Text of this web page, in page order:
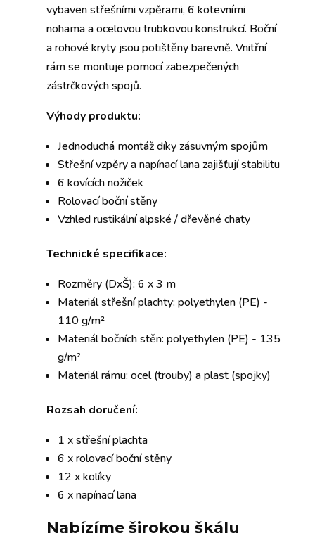
vybaven střešními vzpěrami, 6 kotevními
nohama a ocelovou trubkovou konstrukcí. Boční
a rohové kryty jsou potištěny barevně. Vnitřní
rám se montuje pomocí zabezpečených
zástrčkových spojů.
Výhody produktu:
Jednoduchá montáž díky zásuvným spojům
Střešní vzpěry a napínací lana zajišťují stabilitu
6 kovících nožiček
Rolovací boční stěny
Vzhled rustikální alpské / dřevěné chaty
Technické specifikace:
Rozměry (DxŠ): 6 x 3 m
Materiál střešní plachty: polyethylen (PE) -
110 g/m²
Materiál bočních stěn: polyethylen (PE) - 135
g/m²
Materiál rámu: ocel (trouby) a plast (spojky)
Rozsah doručení:
1 x střešní plachta
6 x rolovací boční stěny
12 x kolíky
6 x napínací lana
Nabízíme širokou škálu